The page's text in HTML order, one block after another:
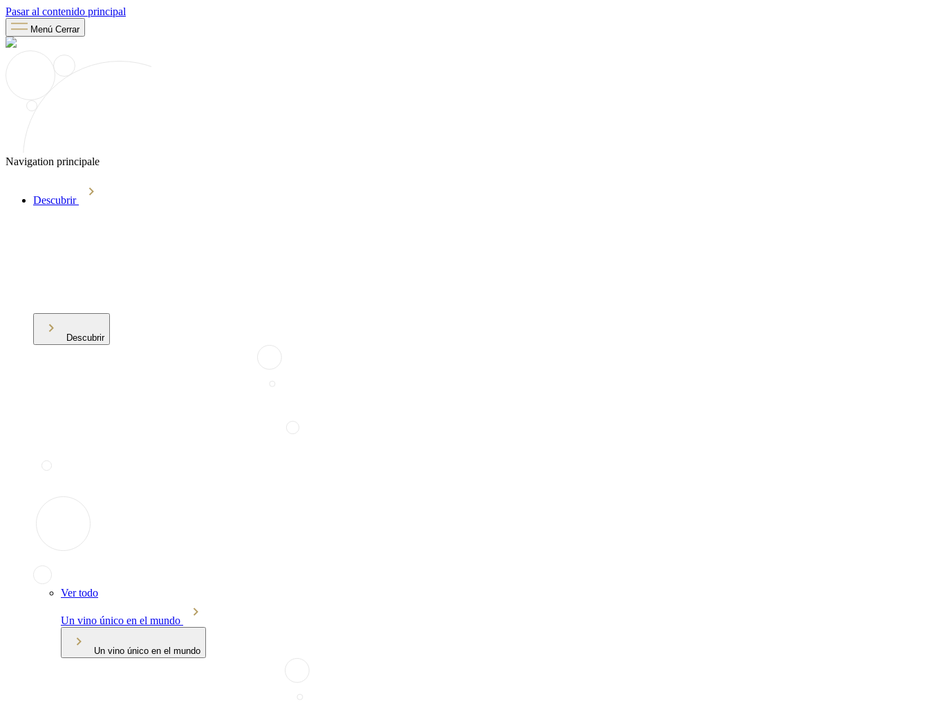
Pasar al contenido principal
Menú Cerrar
Navigation principale
Descubrir
Descubrir
Ver todo
Un vino único en el mundo
Un vino único en el mundo